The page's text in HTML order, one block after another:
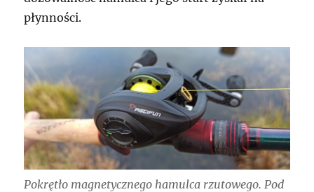
płynności.
Pokrętło magnetycznego hamulca rzutowego. Pod